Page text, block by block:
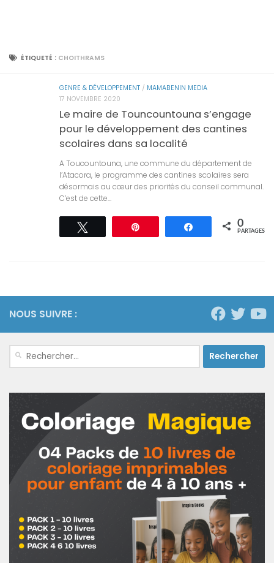
ÉTIQUETÉ : CHOITHRAMS
GENRE & DÉVELOPPEMENT / MAMABENIN MEDIA
17 NOVEMBRE 2020
Le maire de Touncountouna s’engage
pour le développement des cantines
scolaires dans sa localité
A Toucountouna, une commune du département de
l’Atacora, le programme des cantines scolaires sera
désormais au cœur des priorités du conseil communal.
C’est de cette...
Partagez 0
PARTAGES
NOUS SUIVRE :
Rechercher :